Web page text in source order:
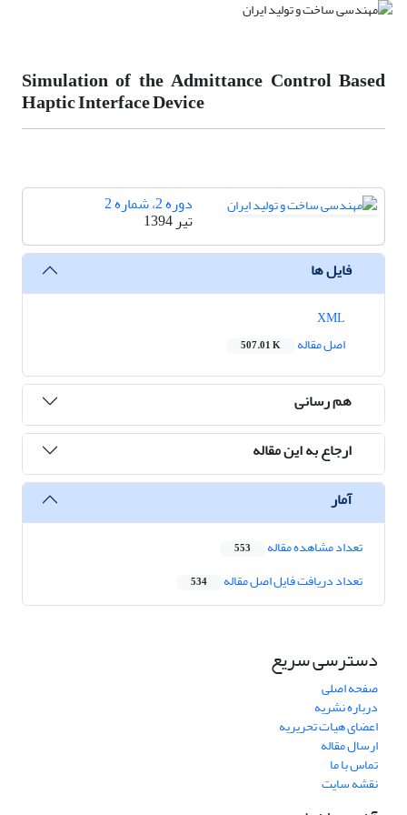
Simulation of the Admittance Control Based
Haptic Interface Device
دوره 2، شماره 2
تیر 1394
فایل ها
اصل مقاله
507.01 K
هم رسانی
ارجاع به این مقاله
آمار
تعداد مشاهده مقاله 553
تعداد دریافت فایل اصل مقاله 534
دسترسی سریع
صفحه اصلی
درباره نشریه
اعضای هیات تحریریه
ارسال مقاله
تماس با ما
نقشه سایت